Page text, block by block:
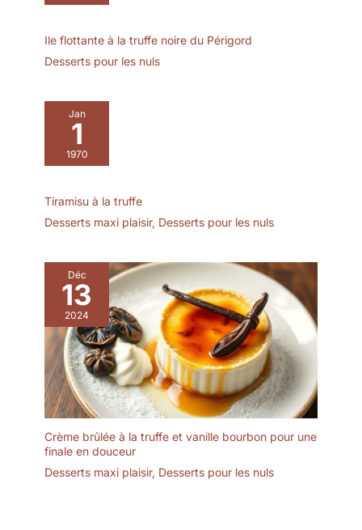
Ile flottante à la truffe noire du Périgord
Desserts pour les nuls
Jan
1
1970
Tiramisu à la truffe
Desserts maxi plaisir, Desserts pour les nuls
Déc
13
2024
Crème brûlée à la truffe et vanille bourbon pour une
finale en douceur
Desserts maxi plaisir, Desserts pour les nuls